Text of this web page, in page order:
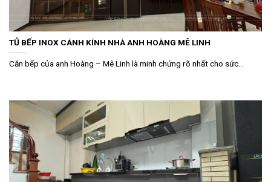
TỦ BẾP INOX CÁNH KÍNH NHÀ ANH HOÀNG MÊ LINH
Căn bếp của anh Hoàng – Mê Linh là minh chứng rõ nhất cho sức...